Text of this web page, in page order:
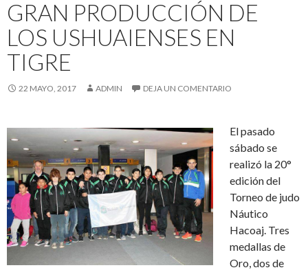
GRAN PRODUCCIÓN DE
LOS USHUAIENSES EN
TIGRE
22 MAYO, 2017 ADMIN DEJA UN COMENTARIO
El pasado
sábado se
realizó la 20°
edición del
Torneo de judo
Náutico
Hacoaj. Tres
medallas de
Oro, dos de